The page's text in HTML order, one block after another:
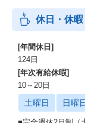
休日・休暇
[年間休日]
124日
[年次有給休暇]
10～20日
土曜日 日曜